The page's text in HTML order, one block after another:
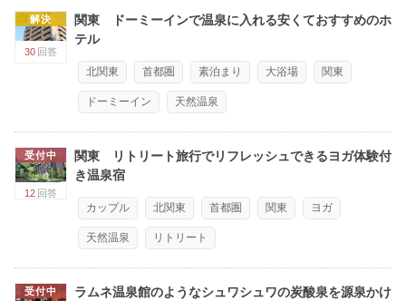
解決
30 回答
関東 ドーミーインで温泉に入れる安くておすすめのホ
テル
北関東 首都圏 素泊まり 大浴場 関東
ドーミーイン 天然温泉
受付中
12 回答
関東 リトリート旅行でリフレッシュできるヨガ体験付
き温泉宿
カップル 北関東 首都圏 関東 ヨガ
天然温泉 リトリート
受付中
ラムネ温泉館のようなシュワシュワの炭酸泉を源泉かけ